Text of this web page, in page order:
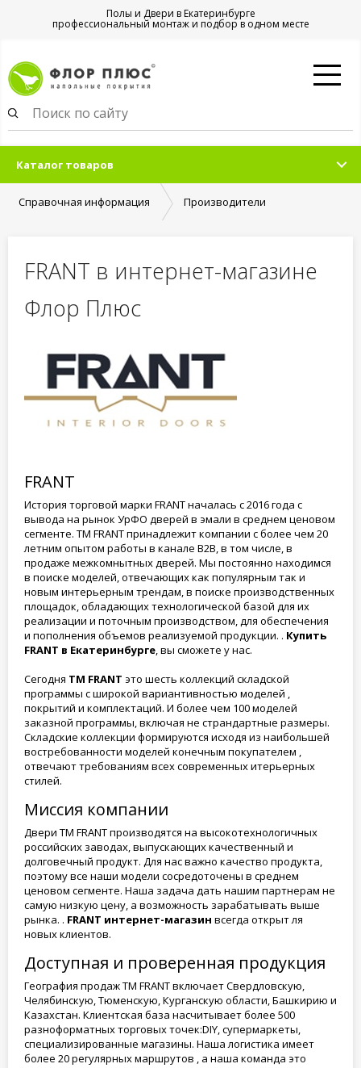
Полы и Двери в Екатеринбурге
профессиональный монтаж и подбор в одном месте
Каталог товаров
Справочная информация Производители
FRANT в интернет-магазине
Флор Плюс
FRANT
История торговой марки FRANT началась с 2016 года с
вывода на рынок УрФО дверей в эмали в среднем ценовом
сегменте. ТМ FRANT принадлежит компании с более чем 20
летним опытом работы в канале В2В, в том числе, в
продаже межкомнытных дверей. Мы постоянно находимся
в поиске моделей, отвечающих как популярным так и
новым интерьерным трендам, в поиске производственных
площадок, обладающих технологической базой для их
реализации и поточным производством, для обеспечения
и пополнения объемов реализуемой продукции. . Купить
FRANT в Екатеринбурге, вы сможете у нас.
Сегодня ТМ FRANT это шесть коллекций складской
программы с широкой вариантивностью моделей ,
покрытий и комплектаций. И более чем 100 моделей
заказной программы, включая не страндартные размеры.
Складские коллекции формируются исходя из наибольшей
востребованности моделей конечным покупателем ,
отвечают требованиям всех современных итерьерных
стилей.
Миссия компании
Двери ТМ FRANT производятся на высокотехнологичных
российских заводах, выпускающих качественный и
долговечный продукт. Для нас важно качество продукта,
поэтому все наши модели сосредоточены в среднем
ценовом сегменте. Наша задача дать нашим партнерам не
самую низкую цену, а возможность зарабатывать выше
рынка. . FRANT интернет-магазин всегда открыт ля
новых клиентов.
Доступная и проверенная продукция
География продаж ТМ FRANT включает Свердловскую,
Челябинскую, Тюменскую, Курганскую области, Башкирию и
Казахстан. Клиентская база насчитывает более 500
разноформатных торговых точек:DIY, супермаркеты,
специализированные магазины. Наша логистика имеет
более 20 регулярных маршрутов , а наша команда это